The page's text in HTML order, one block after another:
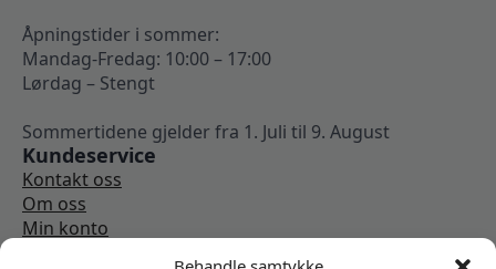
Åpningstider i sommer:
Mandag-Fredag: 10:00 – 17:00
Lørdag – Stengt
Sommertidene gjelder fra 1. Juli til 9. August
Kundeservice
Kontakt oss
Om oss
Min konto